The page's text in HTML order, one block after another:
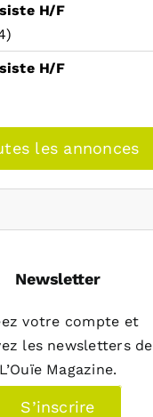
H/F
H/F
les annonces
Newsletter
votre compte et
les newsletters de
L’Ouïe Magazine.
S’inscrire